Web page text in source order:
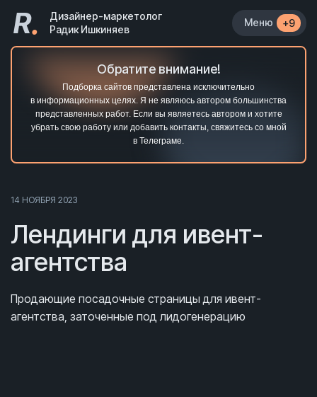
R.
Дизайнер-маркетолог
Радик Ишкиняев
Меню +9
Обратите внимание!
Подборка сайтов представлена исключительно
в информационных целях. Я не являюсь автором большинства
представленных работ. Если вы являетесь автором и хотите
убрать свою работу или добавить контакты, свяжитесь со мной
в Телеграме.
14 НОЯБРЯ 2023
Лендинги для ивент-
агентства
Продающие посадочные страницы для ивент-
агентства, заточенные под лидогенерацию